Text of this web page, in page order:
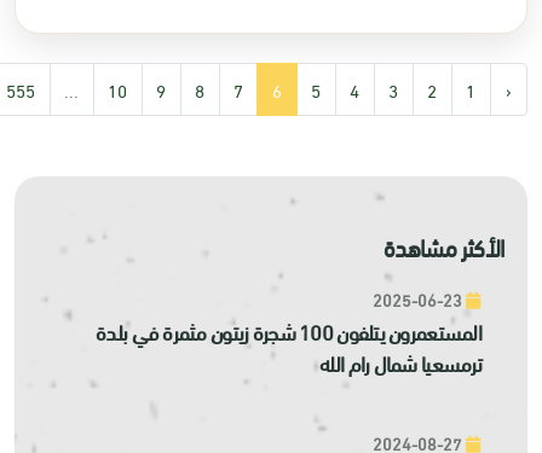
‹
1
2
3
4
5
6
7
8
9
10
...
555
الأكثر مشاهدة
المستعمرون يتلفون 100 شجرة زيتون مثمرة في بلدة
ترمسعيا شمال رام الله